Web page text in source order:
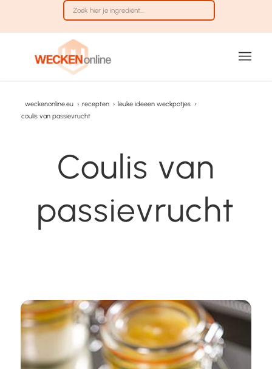
weckenonline.eu › recepten › leuke ideeen weckpotjes ›
coulis van passievrucht
Coulis van
passievrucht